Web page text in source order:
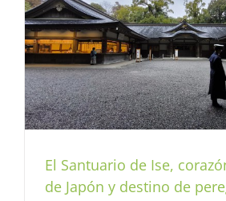
El Santuario de Ise,
de Japón y destino de